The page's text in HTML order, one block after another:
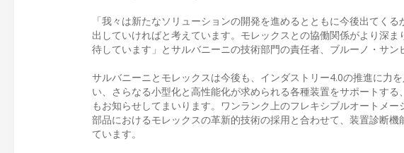
「我々は新たなソリューションの開発を進めるとともに今後出てく
出していければと考えています。モレックスとの協働関係がより深
待しています」とサルバニーニの技術部門の責任者、ブルーノ・サ
サルバニーニとモレックスは今後も、インダストリー4.0の推進に力
い、さらなる小型化と高性能化が求められる各種装置をサポートす
もお知らせしてまいります。ワンランク上のフレキシブルオートメ
部品におけるモレックスの革新的技術の採用と合わせて、装置診断
ています。